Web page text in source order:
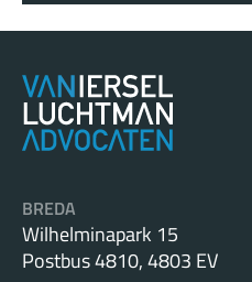
BREDA
Wilhelminapark 15
Postbus 4810, 4803 EV